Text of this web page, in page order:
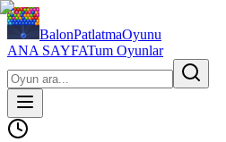
BalonPatlatmaOyunu
ANA SAYFATum Oyunlar